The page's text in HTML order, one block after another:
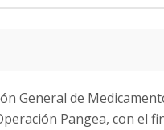
General de
Pangea, con el